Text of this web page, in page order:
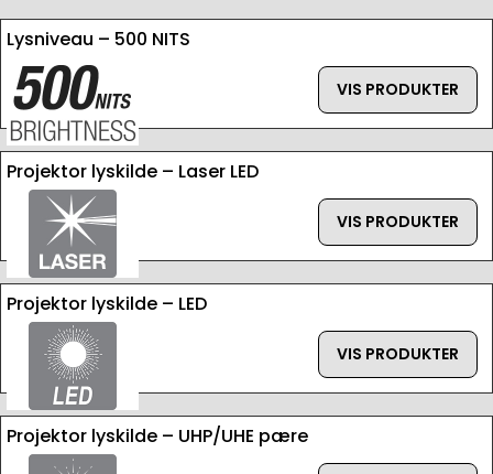
Lysniveau – 500 NITS
VIS PRODUKTER
Projektor lyskilde – Laser LED
VIS PRODUKTER
Projektor lyskilde – LED
VIS PRODUKTER
Projektor lyskilde – UHP/UHE pære